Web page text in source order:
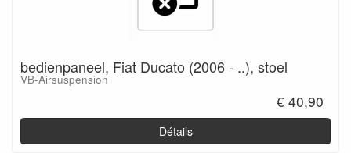
bedienpaneel, Fiat Ducato (2006 - ..), stoel
VB-Airsuspension
€ 40,90
Détails